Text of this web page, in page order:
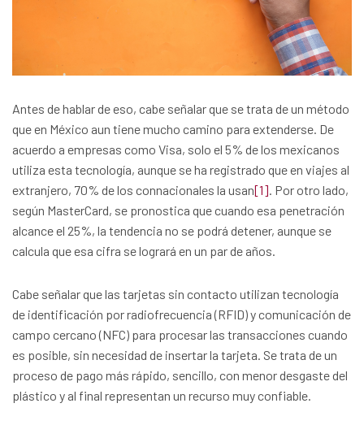
Antes de hablar de eso, cabe señalar que se trata de un método
que en México aun tiene mucho camino para extenderse. De
acuerdo a empresas como Visa, solo el 5% de los mexicanos
utiliza esta tecnología, aunque se ha registrado que en viajes al
extranjero, 70% de los connacionales la usan[1]. Por otro lado,
según MasterCard, se pronostica que cuando esa penetración
alcance el 25%, la tendencia no se podrá detener, aunque se
calcula que esa cifra se logrará en un par de años.
Cabe señalar que las tarjetas sin contacto utilizan tecnología
de identificación por radiofrecuencia (RFID) y comunicación de
campo cercano (NFC) para procesar las transacciones cuando
es posible, sin necesidad de insertar la tarjeta. Se trata de un
proceso de pago más rápido, sencillo, con menor desgaste del
plástico y al final representan un recurso muy confiable.